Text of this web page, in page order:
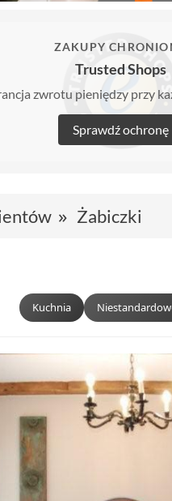
ZAKUPY
Trusted Shops
zwrotu pieniędzy przy
Sprawdź ochronę
Żabiczki
Kuchnia